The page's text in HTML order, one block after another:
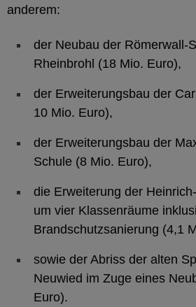
anderem:
der Neubau der Römerwall-
Rheinbrohl (18 Mio. Euro),
der Erweiterungsbau der
10 Mio. Euro),
der Erweiterungsbau der
Schule (8 Mio. Euro),
die Erweiterung der
um vier Klassenräume
Brandschutzsanierung (4,1
sowie der Abriss der alten
Neuwied im Zuge eines
Euro).